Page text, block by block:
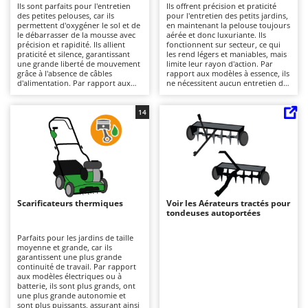
Autolaveuses
Autres produits
B
Balayeuses
Bancs de scie pour le bois - Scies à bûches
Barbecues
Bennes pour tracteur
Brosses pour sols extérieurs
Brouettes à moteur
Broyeurs à axe horizontal pour tracteur
Broyeurs de branches et végétaux
Butteurs pour tracteur
C
Chargeurs de batterie - Démarreurs
Charrues pour tracteur
Ambrogio Robot
Annovi Reverberi
ANTHBOT
Archman
Ardes
Argo
Ariete
Artus
Attila
Awelco
B
Baesso
Bahco
Ils sont parfaits pour l'entretien
des petites pelouses, car ils
permettent d'oxygéner le sol et de
le débarrasser de la mousse avec
précision et rapidité. Ils allient
praticité et silence, garantissant
une grande liberté de mouvement
grâce à l'absence de câbles
d'alimentation. Par rapport aux
la recharge et à la conservation de
la charge de la batterie. Après
chaque utilisation, il est
recommandé de nettoyer les
lames et de vider le bac de
ramassage.
Ils offrent précision et praticité
pour l'entretien des petits jardins,
en maintenant la pelouse toujours
aérée et donc luxuriante. Ils
fonctionnent sur secteur, ce qui
les rend légers et maniables, mais
limite leur rayon d'action. Par
rapport aux modèles à essence, ils
ne nécessitent aucun entretien du
nettoyer le rotor et de vider le bac
de ramassage pour maintenir leur
efficacité.
Scarificateurs thermiques
Parfaits pour les jardins de taille
moyenne et grande, car ils
garantissent une plus grande
continuité de travail. Par rapport
aux modèles électriques ou à
batterie, ils sont plus grands, ont
une plus grande autonomie et
sont plus puissants, assurant ainsi
14
Voir les Aérateurs tractés pour
tondeuses autoportées